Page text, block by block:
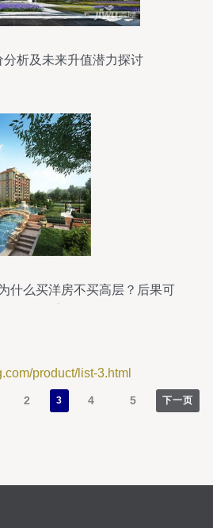
分析及未来升值潜力探讨
什么买洋房不买高层？后果可
product/list-3.html
2 3 4 5 下一页